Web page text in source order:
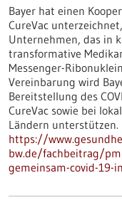
Bayer hat einen
CureVac
Unternehmen, das in
transformative
Messenger-
Vereinbarung wird
Bereitstellung des
CureVac sowie bei
Ländern unterstützen.
https://
bw.de/fachbeitrag/
gemeinsam-covid-19-